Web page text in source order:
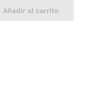
Añadir al carrito